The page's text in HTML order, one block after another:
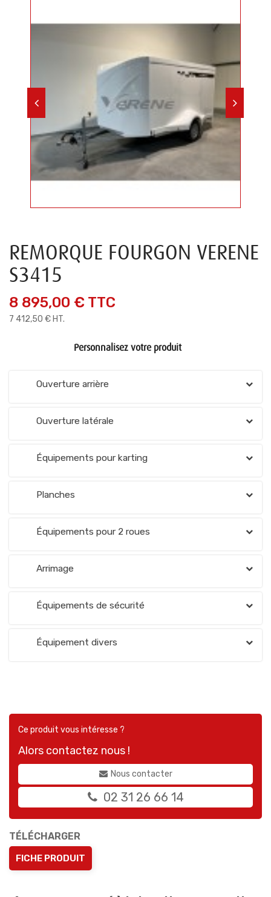
REMORQUE FOURGON VERENE
S3415
8 895,00 € TTC
7 412,50 € HT.
Personnalisez votre produit
Ouverture arrière
Ouverture latérale
Équipements pour karting
Planches
Équipements pour 2 roues
Arrimage
Équipements de sécurité
Équipement divers
Ce produit vous intéresse ?
Alors contactez nous !
Nous contacter
02 31 26 66 14
TÉLÉCHARGER
FICHE PRODUIT